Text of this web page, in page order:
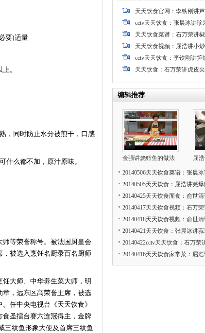
要)适量
。
，同时防止水分被煎干，口感
么都不加，原汁原味。
等荣誉称号。被法国厨皇会
被选入烹饪名厨录百名厨师
大师、中华养生菜大师，明
，远东区高荣誉主席，被选
任中央电视台《天天饮食》
圣擂台赛六连冠得主，金牌
三纹鱼形象大使及首席三纹鱼
天天饮食官网：李铁刚讲
cctv天天饮食：张晨冰讲珍
天天饮食菜谱：石万荣讲
天天饮食视频：屈浩讲小
cctv天天饮食：李铁刚讲笋
天天饮食：石万荣讲虎皮
编辑推荐
金强讲烧鳕鱼的做法 屈
20140506天天饮食菜谱：张晨
20140505天天饮食：屈浩讲芫
20140425天天饮食面食：俞世
20140417天天饮食视频：石万
20140418天天饮食视频：俞世
20140421天天饮食：张晨冰讲
20140422cctv天天饮食：石万
20140416天天饮食家常菜：屈